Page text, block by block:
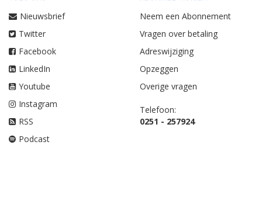
Nieuwsbrief
Twitter
Facebook
LinkedIn
Youtube
Instagram
RSS
Podcast
Neem een Abonnement
Vragen over betaling
Adreswijziging
Opzeggen
Overige vragen
Telefoon:
0251 - 257924